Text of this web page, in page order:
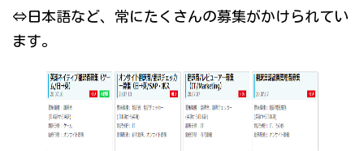
⇔日本語など、常にたくさんの募集がかけられてい
ます。